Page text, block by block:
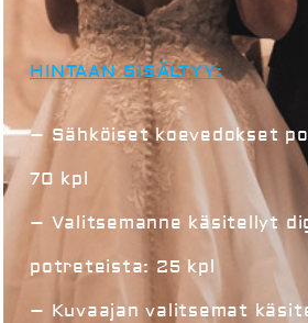
HINTAAN SISÄLTYY:
– Sähköiset koevedokset
70 kpl
– Valitsemanne käsitellyt
potreteista: 25 kpl
– Kuvaajan valitsemat